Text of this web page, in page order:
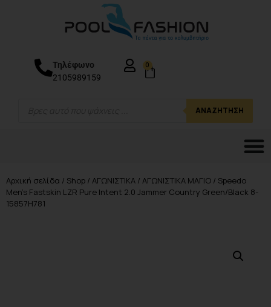
ΑΝΑΖΉΤΗΣΗ
Τηλέφωνο
2105989159
0
Αρχική σελίδα / Shop / ΑΓΩΝΙΣΤΙΚΑ / ΑΓΩΝΙΣΤΙΚΑ ΜΑΓΙΟ / Speedo
Men’s Fastskin LZR Pure Intent 2.0 Jammer Country Green/Black 8-
15857H781